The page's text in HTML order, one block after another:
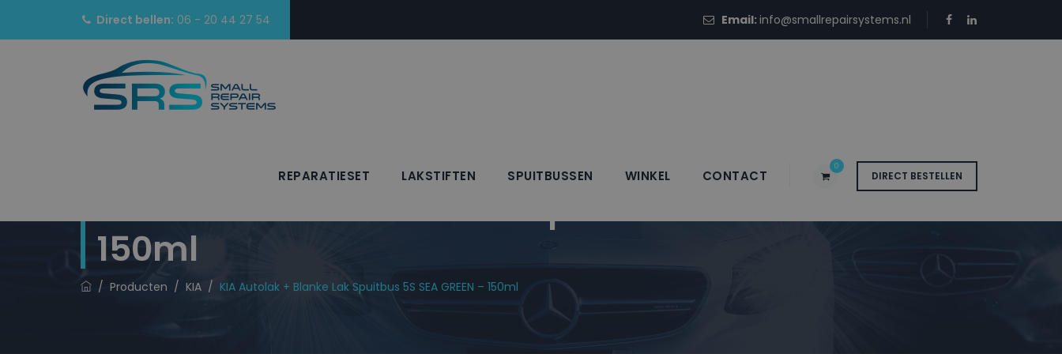
Direct bellen: 06 - 20 44 27 54 Email:info@smallrepairsystems.nl
DIRECT BESTELLEN
0
REPARATIESET LAKSTIFTEN SPUITBUSSEN WINKEL CONTACT
KIA Autolak + Blanke Lak Spuitbus 5S SEA GREEN –
150ml
/ Producten / KIA / KIA Autolak + Blanke Lak Spuitbus 5S SEA GREEN – 150ml